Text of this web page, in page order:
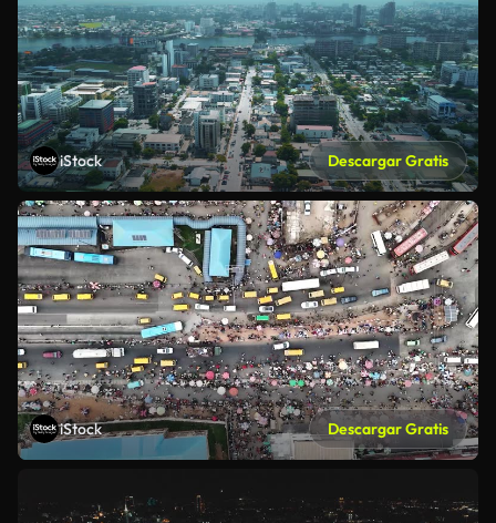
iStock Descargar Gratis
iStock Descargar Gratis